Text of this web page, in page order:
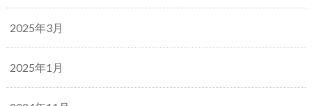
2025年3月
2025年1月